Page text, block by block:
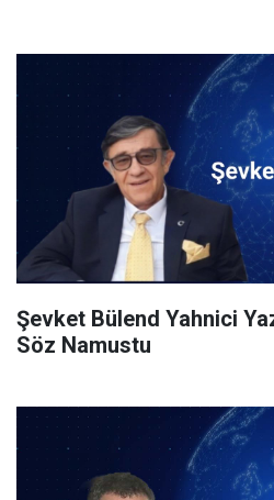
Şevket Bülend Yahnici
Söz Namustu